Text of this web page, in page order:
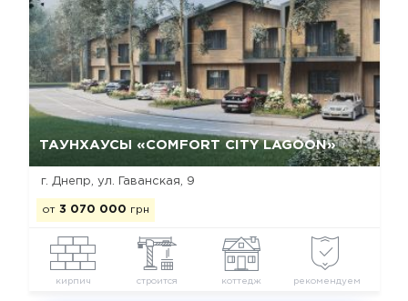
ТАУНХАУСЫ «COMFORT CITY LAGOON»
г. Днепр, ул. Гаванская, 9
от 3 070 000 грн
кирпич строится коттедж рекомендуем
Да, удалить